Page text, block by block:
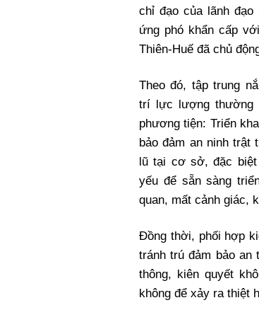
chỉ đạo của lãnh đạo
ứng phó khẩn cấp với
Thiên-Huế đã chủ
Theo đó, tập trung
trí lực lượng thường
phương tiện: Triển
bảo đảm an ninh trật
lũ tại cơ sở, đặc
yếu để sẵn sàng
quan, mất cảnh giác,
Đồng thời, phối hợp
tránh trú đảm bảo an
thông, kiên quyết
không để xảy ra thiệt